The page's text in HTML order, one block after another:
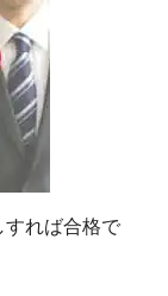
すれば合格で